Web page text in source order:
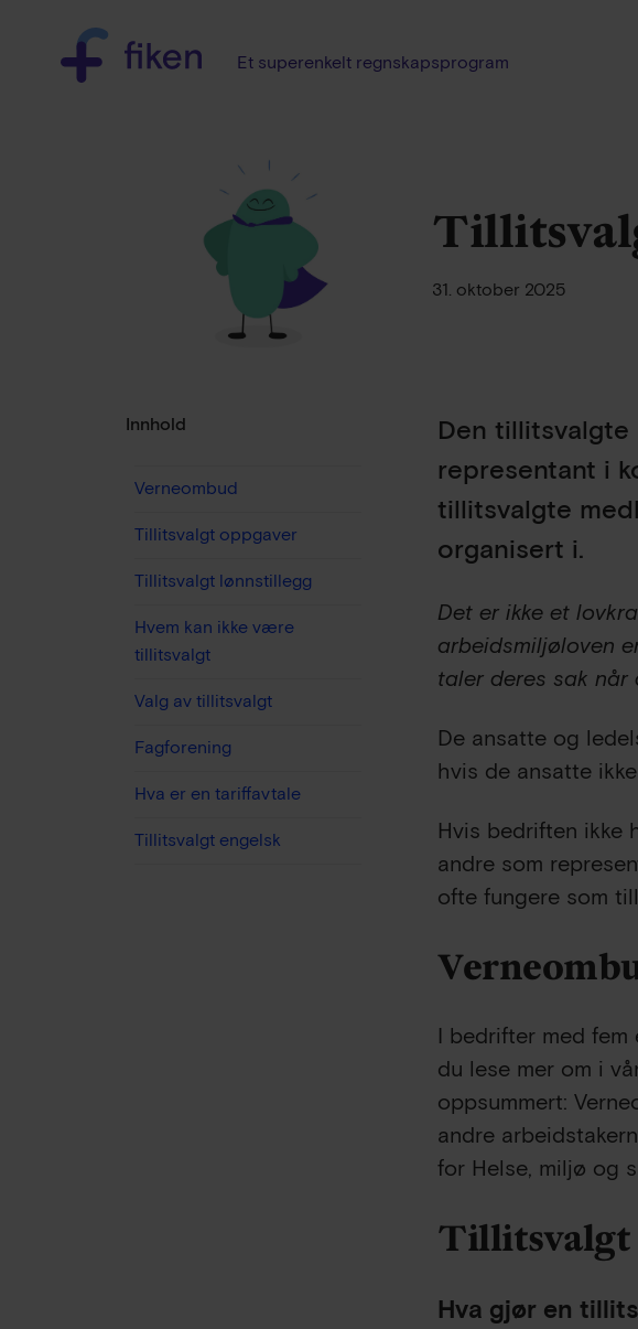
Et superenkelt regnskapsprogram
31. oktober 2025
Innhold
Verneombud
Tillitsvalgt oppgaver
Tillitsvalgt lønnstillegg
Hvem kan ikke være
tillitsvalgt
Valg av tillitsvalgt
Fagforening
Hva er en tariffavtale
Tillitsvalgt engelsk
Den
representant i
tillitsvalgte
organisert i.
Det er ikke et
arbeidsmiljøloven
taler deres sak når
De ansatte og
hvis de ansatte
Hvis bedriften ikke
andre som
ofte fungere som
I bedrifter med
du lese mer om i
oppsummert:
andre
for Helse, miljø og
Tillitsvalgt
Hva gjør en